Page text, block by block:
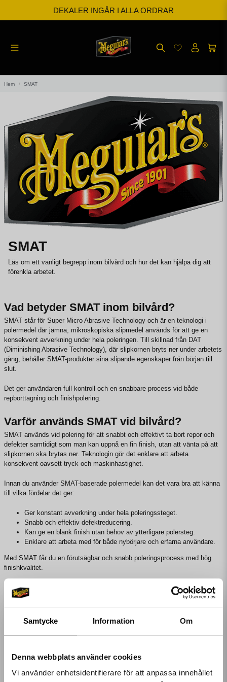
Samtycke Information Om
Denna webbplats använder cookies
Vi använder enhetsidentifierare för att anpassa innehållet
DEKALER INGÅR I ALLA ORDRAR
FRI FRAKT FRÅN 599kr
Hem SMAT
SMAT
Läs om ett vanligt begrepp inom bilvård och hur det kan hjälpa dig att
förenkla arbetet.
Vad betyder SMAT inom bilvård?
SMAT står för Super Micro Abrasive Technology och är en teknologi i
polermedel där jämna, mikroskopiska slipmedel används för att ge en
konsekvent avverkning under hela poleringen. Till skillnad från DAT
(Diminishing Abrasive Technology), där slipkornen bryts ner under arbetets
gång, behåller SMAT-produkter sina slipande egenskaper från början till
slut.
Det ger användaren full kontroll och en snabbare process vid både
repborttagning och finishpolering.
Varför används SMAT vid bilvård?
SMAT används vid polering för att snabbt och effektivt ta bort repor och
defekter samtidigt som man kan uppnå en fin finish, utan att vänta på att
slipkornen ska brytas ner. Teknologin gör det enklare att arbeta
konsekvent oavsett tryck och maskinhastighet.
Innan du använder SMAT-baserade polermedel kan det vara bra att känna
till vilka fördelar det ger:
Ger konstant avverkning under hela poleringssteget.
Snabb och effektiv defektreducering.
Kan ge en blank finish utan behov av ytterligare polersteg.
Enklare att arbeta med för både nybörjare och erfarna användare.
Med SMAT får du en förutsägbar och snabb poleringsprocess med hög
finishkvalitet.
SMAT eller DAT?
slipkornen bryts ner under arbete. SMAT passar när du vill ha snabb